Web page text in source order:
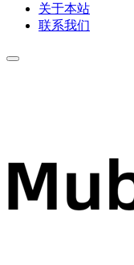
关于本站
联系我们